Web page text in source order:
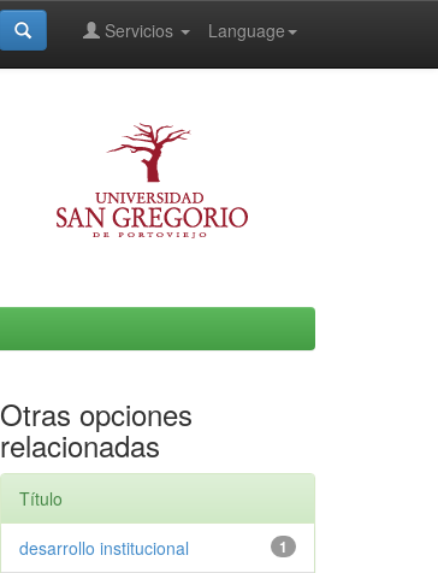
Language
Servicios
Otras opciones
relacionadas
Título
1
desarrollo institucional